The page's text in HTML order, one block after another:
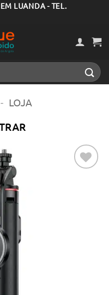
LUANDA - TEL.
- LOJA